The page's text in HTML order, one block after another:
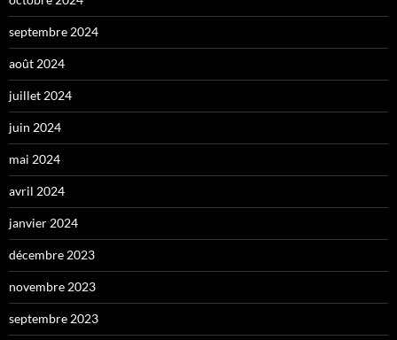
septembre 2024
août 2024
juillet 2024
juin 2024
mai 2024
avril 2024
janvier 2024
décembre 2023
novembre 2023
septembre 2023